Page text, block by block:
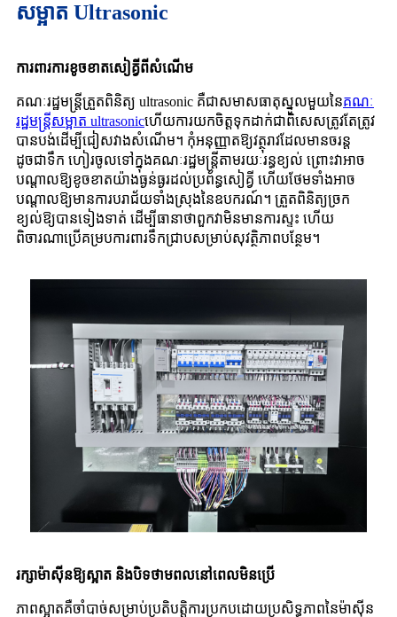
សម្អាត Ultrasonic
ការពារការខូចខាតសៀគ្វីពីសំណើម
គណៈរដ្ឋមន្ត្រីត្រួតពិនិត្យ ultrasonic គឺជាសមាសធាតុស្នូលមួយនៃគណៈ
រដ្ឋមន្ត្រីសម្អាត ultrasonicហើយការយកចិត្តទុកដាក់ជាពិសេសត្រូវតែត្រូវ
បានបង់ដើម្បីជៀសវាងសំណើម។ កុំអនុញ្ញាតឱ្យវត្ថុរាវដែលមានចរន្ត
ដូចជាទឹក ហៀរចូលទៅក្នុងគណៈរដ្ឋមន្ត្រីតាមរយៈរន្ធខ្យល់ ព្រោះវាអាច
បណ្តាលឱ្យខូចខាតយ៉ាងធ្ងន់ធ្ងរដល់ប្រព័ន្ធសៀគ្វី ហើយថែមទាំងអាច
បណ្តាលឱ្យមានការបរាជ័យទាំងស្រុងនៃឧបករណ៍។ ត្រួតពិនិត្យច្រក
ខ្យល់ឱ្យបានទៀងទាត់ ដើម្បីធានាថាពួកវាមិនមានការស្ទះ ហើយ
ពិចារណាប្រើគម្របការពារទឹកជ្រាបសម្រាប់សុវត្ថិភាពបន្ថែម។
រក្សាម៉ាស៊ីនឱ្យស្អាត និងបិទថាមពលនៅពេលមិនប្រើ
ភាពស្អាតគឺចាំបាច់សម្រាប់ប្រតិបត្តិការប្រកបដោយប្រសិទ្ធភាពនៃម៉ាស៊ីន